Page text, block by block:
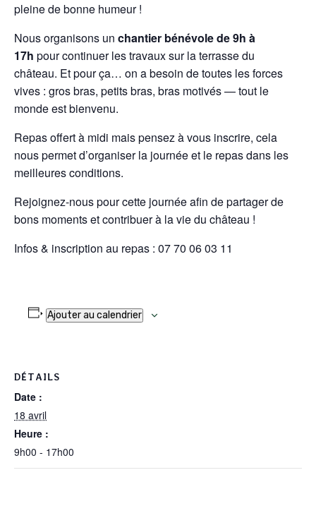
pleine de bonne humeur !
Nous organisons un chantier bénévole de 9h à
17h pour continuer les travaux sur la terrasse du
château. Et pour ça… on a besoin de toutes les forces
vives : gros bras, petits bras, bras motivés — tout le
monde est bienvenu.
Repas offert à midi mais pensez à vous inscrire, cela
nous permet d’organiser la journée et le repas dans les
meilleures conditions.
Rejoignez-nous pour cette journée afin de partager de
bons moments et contribuer à la vie du château !
Infos & inscription au repas : 07 70 06 03 11
Ajouter au calendrier
DÉTAILS
Date :
18 avril
Heure :
9h00 - 17h00